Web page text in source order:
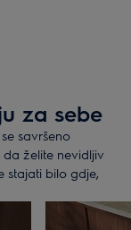
za sebe
savršeno
želite nevidljiv
stajati bilo gdje,